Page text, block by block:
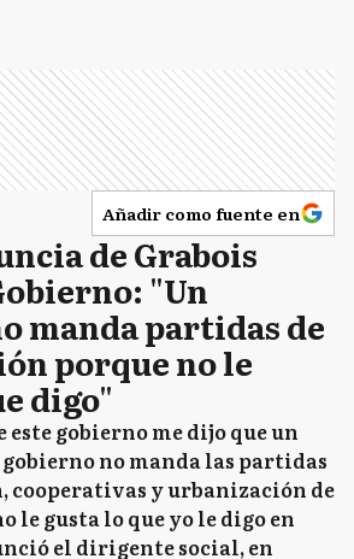
Añadir como fuente en
de Grabois
"Un
manda partidas de
porque no le
digo"
gobierno me dijo que un
no manda las partidas
cooperativas y urbanización de
le gusta lo que yo le digo en
el dirigente social, en